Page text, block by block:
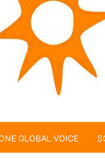
GLOBAL VOICE